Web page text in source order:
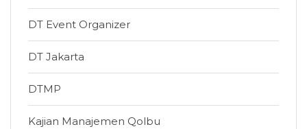
DT Event Organizer
DT Jakarta
DTMP
Kajian Manajemen Qolbu